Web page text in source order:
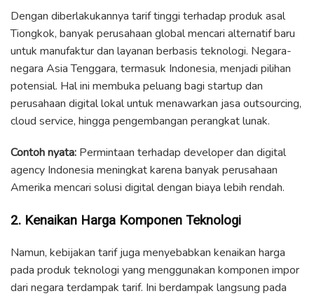
Dengan diberlakukannya tarif tinggi terhadap produk asal
Tiongkok, banyak perusahaan global mencari alternatif baru
untuk manufaktur dan layanan berbasis teknologi. Negara-
negara Asia Tenggara, termasuk Indonesia, menjadi pilihan
potensial. Hal ini membuka peluang bagi startup dan
perusahaan digital lokal untuk menawarkan jasa outsourcing,
cloud service, hingga pengembangan perangkat lunak.
Contoh nyata: Permintaan terhadap developer dan digital
agency Indonesia meningkat karena banyak perusahaan
Amerika mencari solusi digital dengan biaya lebih rendah.
2. Kenaikan Harga Komponen Teknologi
Namun, kebijakan tarif juga menyebabkan kenaikan harga
pada produk teknologi yang menggunakan komponen impor
dari negara terdampak tarif. Ini berdampak langsung pada